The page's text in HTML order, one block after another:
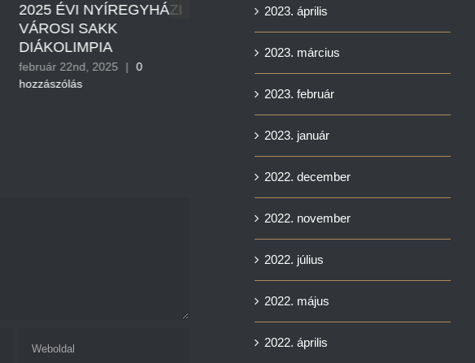
2025 ÉVI NYÍREGYHÁZI
VÁROSI SAKK
DIÁKOLIMPIA
február 22nd, 2025 |
0
hozzászólás
A 10 VÁROS A MAGYAR
SAKKOZÁSÉRT 4.
ÁLLOMÁSA
2023. április
2023. március
2023. február
2023. január
2022. december
2022. november
2022. július
2022. május
2022. április